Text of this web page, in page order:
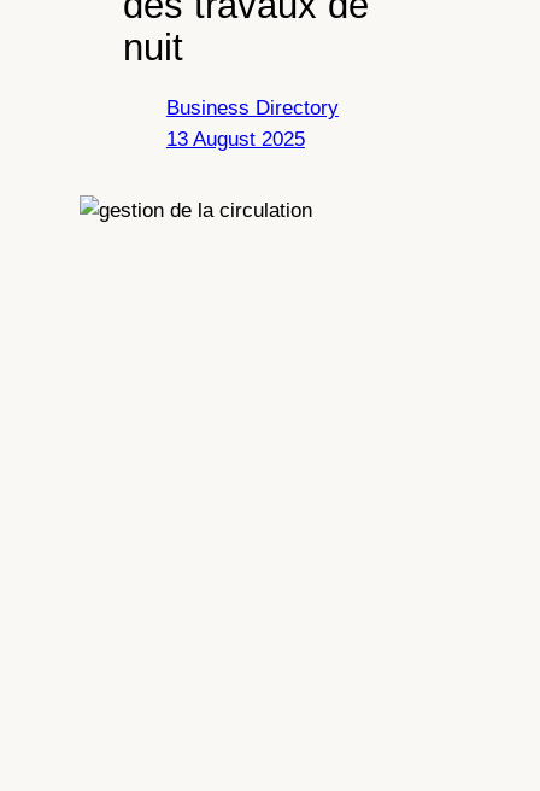
nuit
Business Directory
13 August 2025